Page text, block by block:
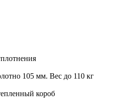
105 мм. Вес до 110 кг
короб